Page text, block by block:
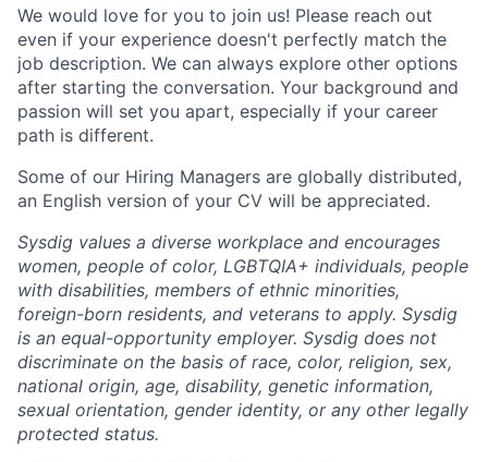
We would love for you to join us! Please reach out
even if your experience doesn't perfectly match the
job description. We can always explore other options
after starting the conversation. Your background and
passion will set you apart, especially if your career
path is different.
Some of our Hiring Managers are globally distributed,
an English version of your CV will be appreciated.
Sysdig values a diverse workplace and encourages
women, people of color, LGBTQIA+ individuals, people
with disabilities, members of ethnic minorities,
foreign-born residents, and veterans to apply. Sysdig
is an equal-opportunity employer. Sysdig does not
discriminate on the basis of race, color, religion, sex,
national origin, age, disability, genetic information,
sexual orientation, gender identity, or any other legally
protected status.